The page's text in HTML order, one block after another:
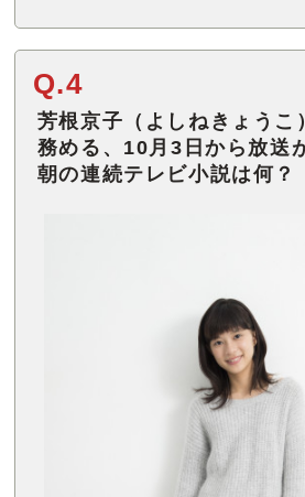
Q.4
芳根京子（よしねきょうこ
務める、10月3日から放送
朝の連続テレビ小説は何？